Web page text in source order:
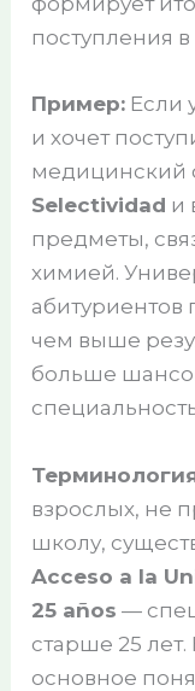
поступления в
Пример: Если
и хочет
медицинский
Selectividad и
предметы,
химией.
абитуриентов
чем выше
больше
взрослых, не
школу,
Acceso a la
25 años —
старше 25
основное